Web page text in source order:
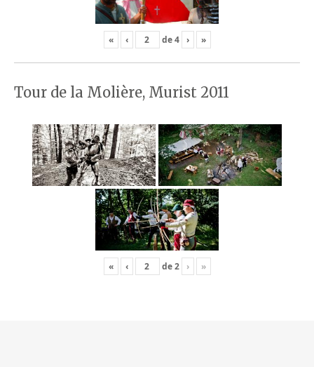
« ‹ de4 › »
Tour de la Molière, Murist 2011
« ‹ de2 › »